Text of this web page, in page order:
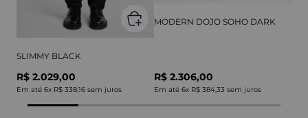
SLIMMY BLACK
R$ 2.029,00
Em até 6x R$ 338,16 sem juros
MODERN DOJO SOHO DARK
R$ 2.306,00
Em até 6x R$ 384,33 sem juros